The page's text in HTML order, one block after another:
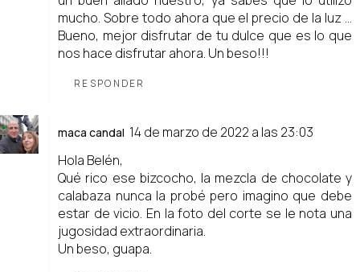
mucho. Sobre todo ahora que el precio de la luz ...
Bueno, mejor disfrutar de tu dulce que es lo que
nos hace disfrutar ahora. Un beso!!!
RESPONDER
maca candal 14 de marzo de 2022 a las 23:03
Hola Belén,
Qué rico ese bizcocho, la mezcla de chocolate y
calabaza nunca la probé pero imagino que debe
estar de vicio. En la foto del corte se le nota una
jugosidad extraordinaria.
Un beso, guapa.